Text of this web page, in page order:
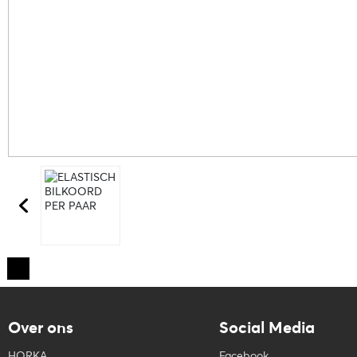
Over ons Social Media